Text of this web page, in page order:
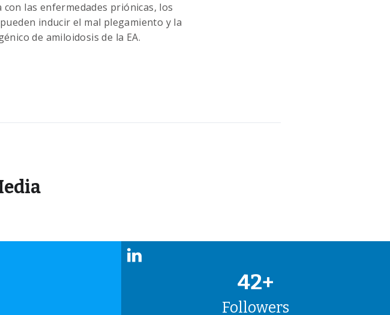
las enfermedades priónicas, los
inducir el mal plegamiento y la
de amiloidosis de la EA.
42+
Followers